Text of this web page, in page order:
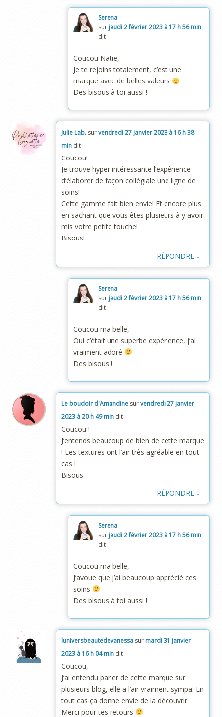
Serena
sur jeudi 2 février 2023 à 17 h 56 min
dit :
Coucou Natie,
Je te rejoins totalement, c’est une
marque avec de belles valeurs
Des bisous à toi aussi !
Julie Lab. survendredi 27 janvier 2023 à 16 h 38
min dit :
Coucou!
Je trouve hyper intéressante l’expérience
d’élaborer de façon collégiale une ligne de
soins!
Cette gamme fait bien envie! Et encore plus
en sachant que vous êtes plusieurs à y avoir
mis votre petite touche!
Bisous!
RÉPONDRE ↓
Serena
sur jeudi 2 février 2023 à 17 h 56 min
dit :
Coucou ma belle,
Oui c’était une superbe expérience, j’ai
vraiment adoré
Des bisous !
Le boudoir d'Amandine survendredi 27 janvier
2023 à 20 h 49 min dit :
Coucou !
J’entends beaucoup de bien de cette marque
! Les textures ont l’air très agréable en tout
cas !
Bisous
RÉPONDRE ↓
Serena
sur jeudi 2 février 2023 à 17 h 56 min
dit :
Coucou ma belle,
J’avoue que j’ai beaucoup apprécié ces
soins
Des bisous à toi aussi !
luniversbeautedevanessa sur mardi 31 janvier
2023 à 16 h 04 min dit :
Coucou,
J’ai entendu parler de cette marque sur
plusieurs blog, elle a l’air vraiment sympa. En
tout cas ça donne envie de la découvrir.
Merci pour tes retours